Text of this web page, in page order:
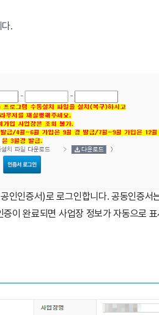
.
인인증서)로 로그인합니다. 공동인증서
이 완료되면 사업장 정보가 자동으로